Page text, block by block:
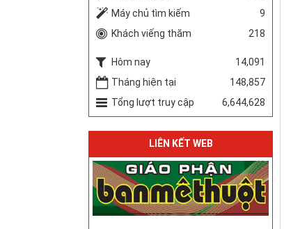
Máy chủ tìm kiếm
9
Khách viếng thăm
218
Hôm nay
14,091
Tháng hiện tại
148,857
Tổng lượt truy cập
6,644,628
LIÊN KẾT WEB